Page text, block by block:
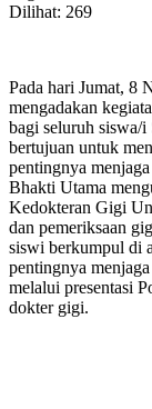
Dilihat: 269
Pada hari Jumat, 8
mengadakan
bagi seluruh siswa/
bertujuan untuk
pentingnya
Bhakti Utama
Kedokteran Gigi
dan pemeriksaan
siswi berkumpul di
pentingnya
melalui presentasi
dokter gigi.